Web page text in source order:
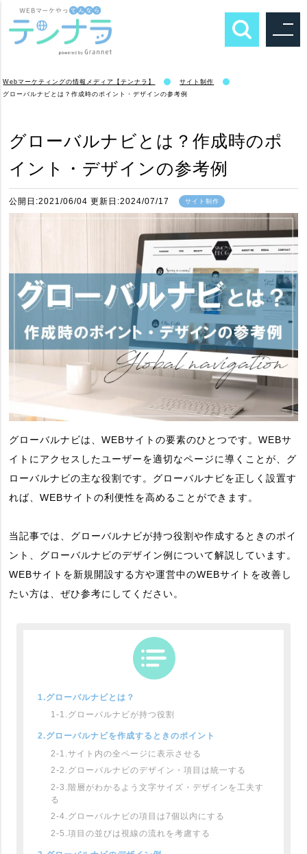
Webマーケティングの情報メディア【テンナラ】
サイト制作
グローバルナビとは？作成時のポイント・デザインの参考例
グローバルナビとは？作成時のポ
イント・デザインの参考例
公開日:2021/06/04 更新日:2024/07/17 サイト制作
グローバルナビは、WEBサイトの要素のひとつです。WEBサ
イトにアクセスしたユーザーを適切なページに導くことが、グ
ローバルナビの主な役割です。グローバルナビを正しく設置す
れば、WEBサイトの利便性を高めることができます。
当記事では、グローバルナビが持つ役割や作成するときのポイ
ント、グローバルナビのデザイン例について解説しています。
WEBサイトを新規開設する方や運営中のWEBサイトを改善し
たい方は、ぜひ参考にしてください。
1.グローバルナビとは？
1-1.グローバルナビが持つ役割
2.グローバルナビを作成するときのポイント
2-1.サイト内の全ページに表示させる
2-2.グローバルナビのデザイン・項目は統一する
2-3.階層がわかるよう文字サイズ・デザインを工夫す
る
2-4.グローバルナビの項目は7個以内にする
2-5.項目の並びは視線の流れを考慮する